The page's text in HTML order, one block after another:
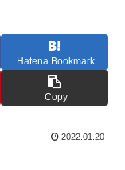
Hatena Bookmark
Copy
2022.01.20